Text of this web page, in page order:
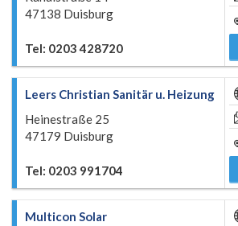
47138 Duisburg
Tel: 0203 428720
Leers Christian Sanitär u. Heizung
Heinestraße 25
47179 Duisburg
Tel: 0203 991704
Multicon Solar